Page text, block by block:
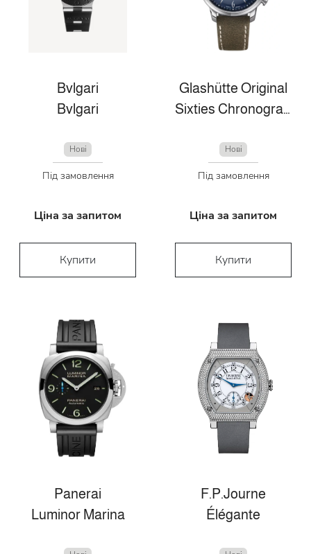
Bvlgari
Bvlgari
Нові
Під замовлення
Ціна за запитом
Купити
Glashütte Original
Sixties Chronograph Annual Edition
Нові
Під замовлення
Ціна за запитом
Купити
Panerai
Luminor Marina
F.P.Journe
Élégante